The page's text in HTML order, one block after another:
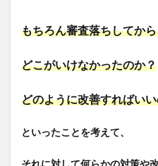
もちろん審査落ちしてか
どこがいけなかったのか？
どのように改善すればい
といったことを考えて、
それに対して何らかの対策や